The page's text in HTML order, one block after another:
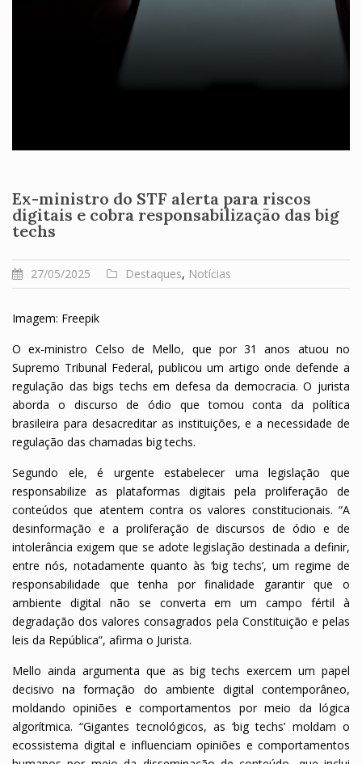
Ex-ministro do STF alerta para riscos
digitais e cobra responsabilização das big
techs
27/05/2025 Destaques, Notícias
Imagem: Freepik
O ex-ministro Celso de Mello, que por 31 anos atuou no
Supremo Tribunal Federal, publicou um artigo onde defende a
regulação das bigs techs em defesa da democracia. O jurista
aborda o discurso de ódio que tomou conta da política
brasileira para desacreditar as instituições, e a necessidade de
regulação das chamadas big techs.
Segundo ele, é urgente estabelecer uma legislação que
responsabilize as plataformas digitais pela proliferação de
conteúdos que atentem contra os valores constitucionais. “A
desinformação e a proliferação de discursos de ódio e de
intolerância exigem que se adote legislação destinada a definir,
entre nós, notadamente quanto às ‘big techs’, um regime de
responsabilidade que tenha por finalidade garantir que o
ambiente digital não se converta em um campo fértil à
degradação dos valores consagrados pela Constituição e pelas
leis da República”, afirma o Jurista.
Mello ainda argumenta que as big techs exercem um papel
decisivo na formação do ambiente digital contemporâneo,
moldando opiniões e comportamentos por meio da lógica
algorítmica. “Gigantes tecnológicos, as ‘big techs’ moldam o
ecossistema digital e influenciam opiniões e comportamentos